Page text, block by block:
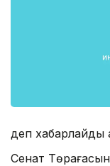
деп хабарлайды
Сенат